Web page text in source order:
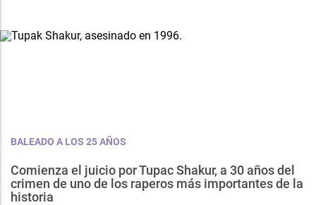
BALEADO A LOS 25 AÑOS
Comienza el juicio por Tupac Shakur, a 30 años del
crimen de uno de los raperos más importantes de la
historia